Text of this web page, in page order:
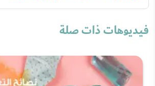
فيديوهات ذات صلة